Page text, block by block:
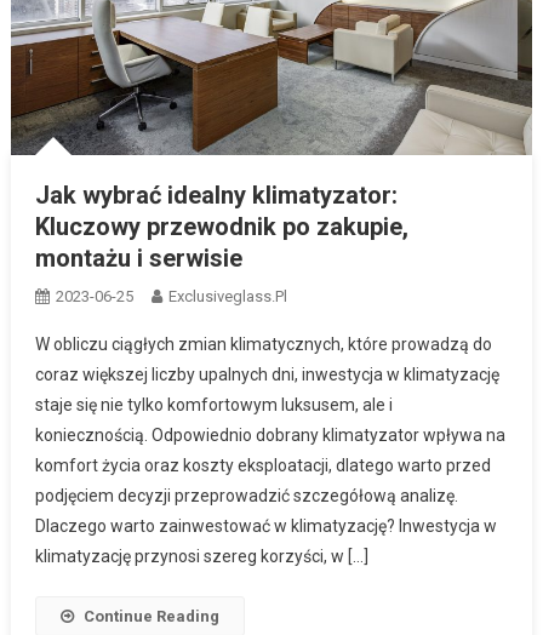
Jak wybrać idealny klimatyzator:
Kluczowy przewodnik po zakupie,
montażu i serwisie
2023-06-25 Exclusiveglass.pl
W obliczu ciągłych zmian klimatycznych, które prowadzą do
coraz większej liczby upalnych dni, inwestycja w klimatyzację
staje się nie tylko komfortowym luksusem, ale i
koniecznością. Odpowiednio dobrany klimatyzator wpływa na
komfort życia oraz koszty eksploatacji, dlatego warto przed
podjęciem decyzji przeprowadzić szczegółową analizę.
Dlaczego warto zainwestować w klimatyzację? Inwestycja w
klimatyzację przynosi szereg korzyści, w […]
Continue Reading